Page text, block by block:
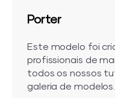
Porter
Este modelo foi
profissionais de
todos os nossos
galeria de modelos.